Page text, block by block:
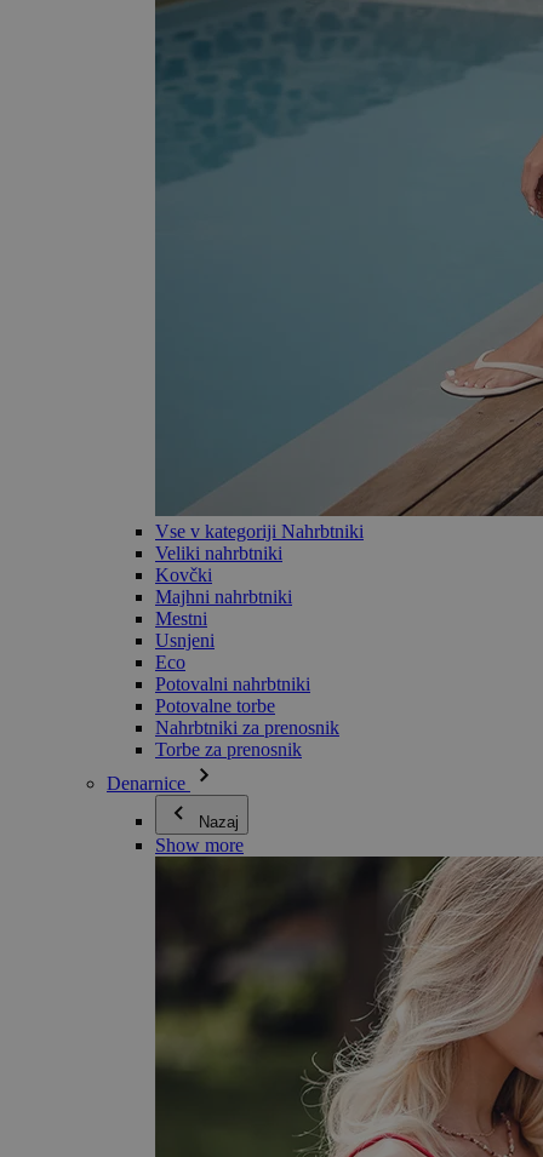
Vse v kategoriji Nahrbtniki
Veliki nahrbtniki
Kovčki
Majhni nahrbtniki
Mestni
Usnjeni
Eco
Potovalni nahrbtniki
Potovalne torbe
Nahrbtniki za prenosnik
Torbe za prenosnik
Denarnice
Nazaj
Show more